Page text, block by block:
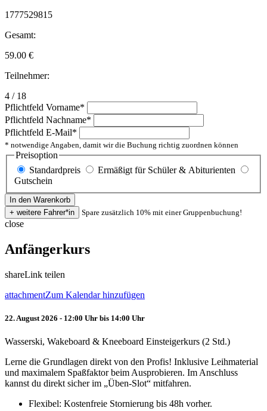
1777529815
Gesamt:
59.00 €
Teilnehmer:
4 / 18
Pflichtfeld Vorname*
Pflichtfeld Nachname*
Pflichtfeld E-Mail*
* notwendige Angaben, damit wir die Buchung richtig zuordnen können
Preisoption
Standardpreis
Ermäßigt für Schüler & Abiturienten
Gutschein
Spare zusätzlich 10% mit einer Gruppenbuchung!
close
Anfängerkurs
shareLink teilen
attachmentZum Kalendar hinzufügen
22. August 2026 - 12:00 Uhr bis 14:00 Uhr
Wasserski, Wakeboard & Kneeboard Einsteigerkurs (2 Std.)
Lerne die Grundlagen direkt von den Profis! Inklusive Leihmaterial
und maximalem Spaßfaktor beim Ausprobieren. Im Anschluss
kannst du direkt sicher im „Üben-Slot“ mitfahren.
Flexibel: Kostenfreie Stornierung bis 48h vorher.